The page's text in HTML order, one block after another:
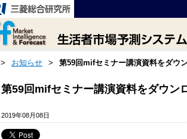
> お知らせ > 第59回mifセミナー講演資料をダウ
第59回mifセミナー講演資料をダウン
2019年08月08日